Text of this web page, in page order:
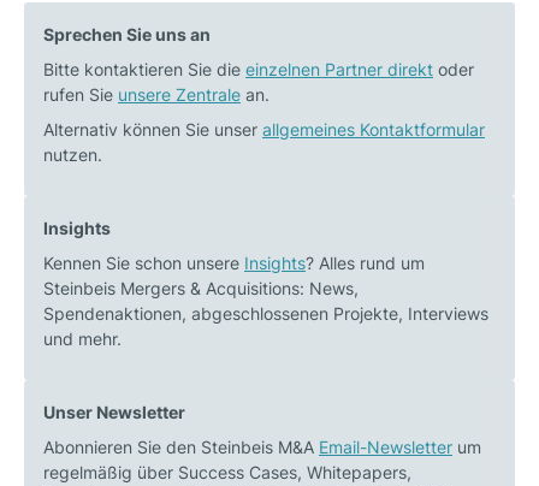
Sprechen Sie uns an
Bitte kontaktieren Sie die einzelnen Partner direkt oder
rufen Sie unsere Zentrale an.
Alternativ können Sie unser allgemeines Kontaktformular
nutzen.
Insights
Kennen Sie schon unsere Insights? Alles rund um
Steinbeis Mergers & Acquisitions: News,
Spendenaktionen, abgeschlossenen Projekte, Interviews
und mehr.
Unser Newsletter
Abonnieren Sie den Steinbeis M&A Email-Newsletter um
regelmäßig über Success Cases, Whitepapers,